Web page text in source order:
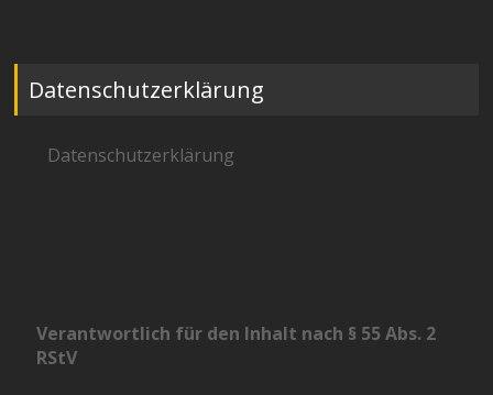
Datenschutzerklärung
Datenschutzerklärung
Verantwortlich für den Inhalt nach § 55 Abs. 2
RStV